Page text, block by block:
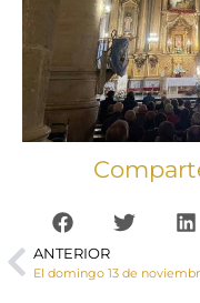
ANTERIOR